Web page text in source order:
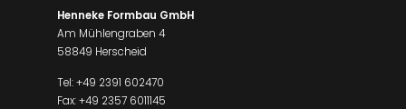
Henneke Formbau GmbH
Am Mühlengraben 4
58849 Herscheid
Tel:+49 2391 602470
Fax: +49 2357 6011145